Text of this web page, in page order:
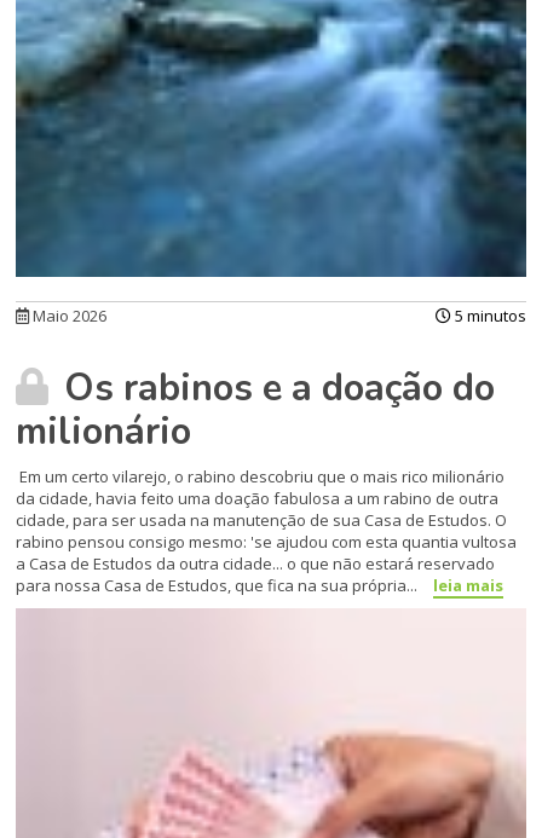
Maio 2026 5 minutos
Os rabinos e a doação do
milionário
Em um certo vilarejo, o rabino descobriu que o mais rico milionário
da cidade, havia feito uma doação fabulosa a um rabino de outra
cidade, para ser usada na manutenção de sua Casa de Estudos. O
rabino pensou consigo mesmo: 'se ajudou com esta quantia vultosa
a Casa de Estudos da outra cidade... o que não estará reservado
para nossa Casa de Estudos, que fica na sua própria...
leia mais